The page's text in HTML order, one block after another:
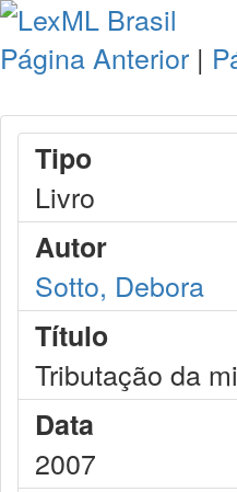
Página Anterior |
Tipo
Livro
Autor
Sotto, Debora
Título
Tributação da
Data
2007